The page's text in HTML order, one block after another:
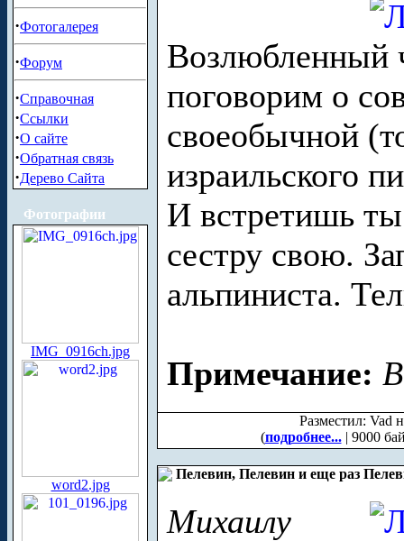
·Фотогалерея
·Форум
·Справочная
·Ссылки
·О сайте
·Обратная связь
·Дерево Сайта
Фотографии
IMG_0916ch.jpg
word2.jpg
Возлюбленный
поговорим о
своеобычной
израильского
И встретишь
сестру свою.
альпиниста.
Примечание:
Разместил: Vad
(подробнее...| 9000
Пелевин, Пелевин и еще раз
Михаилу